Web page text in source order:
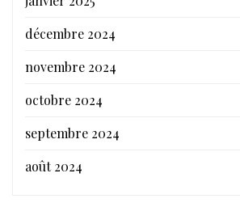
décembre 2024
novembre 2024
octobre 2024
septembre 2024
août 2024